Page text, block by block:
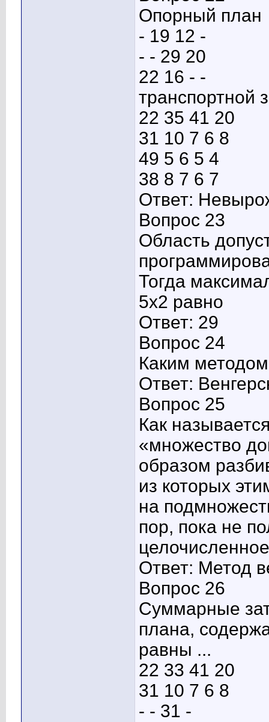
Опорный план
- 19 12 -
- - 29 20
22 16 - -
транспортной
22 35 41 20
31 10 7 6 8
49 5 6 5 4
38 8 7 6 7
Ответ:
Вопрос 23
Область
Тогда
5x2 равно
Ответ: 29
Вопрос 24
Каким
Ответ:
Вопрос 25
Как
«множество
образом
из которых
на
пор, пока не
Ответ: Метод
Вопрос 26
Суммарные
плана,
равны ...
22 33 41 20
31 10 7 6 8
- - 31 -